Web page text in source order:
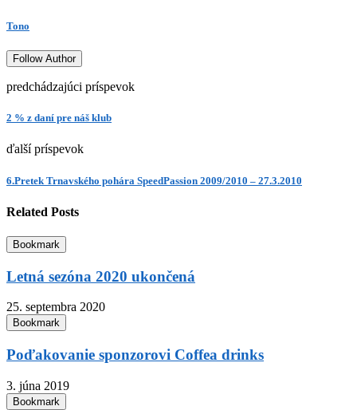
Tono
Follow Author
predchádzajúci príspevok
2 % z daní pre náš klub
ďalší príspevok
6.Pretek Trnavského pohára SpeedPassion 2009/2010 – 27.3.2010
Related Posts
Bookmark
Letná sezóna 2020 ukončená
25. septembra 2020
Bookmark
Poďakovanie sponzorovi Coffea drinks
3. júna 2019
Bookmark